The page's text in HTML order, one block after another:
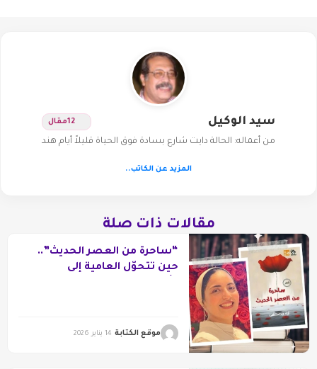
سيد الوكيل 12مقال
من أعماله: الحالة دايت شارع بسادة فوق الحياة قليلاً أيام هند
المزيد عن الكاتب..
مقالات ذات صلة
“ساحرة من العصر الحديث”..
حين تتحوّل العامية إلى
موقع الكتابة 14 يناير 2026